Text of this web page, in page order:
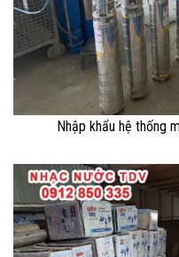
Nhập khẩu hệ thống